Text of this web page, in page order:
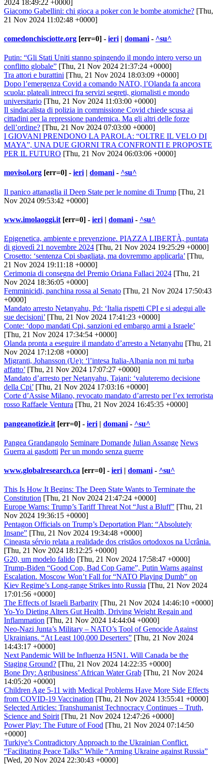
2024 18:49:22 +0000]
Giacomo Gabellini: chi gioca a poker con le bombe atomiche? [Thu,
21 Nov 2024 11:02:48 +0000]
comedonchisciotte.org [err=0] - ieri | domani - ^su^
Putin: “Gli Stati Uniti stanno spingendo il mondo intero verso un
conflitto globale” [Thu, 21 Nov 2024 21:37:24 +0000]
Tra attori e burattini [Thu, 21 Nov 2024 18:03:09 +0000]
Dopo l’emergenza Covid a comando NATO, l’Olanda fa ancora
scuola: plateali intrecci fra servizi segreti, giornalisti e mondo
universitario [Thu, 21 Nov 2024 11:03:00 +0000]
Il sindacalista di polizia in commissione Covid chiede scusa ai
cittadini per la repressione pandemica. Ma gli altri delle forze
dell’ordine? [Thu, 21 Nov 2024 07:03:00 +0000]
I GIOVANI PRENDONO LA PAROLA: “OLTRE IL VELO DI
MAYA”, UNA DUE GIORNI TRA CONFRONTI E PROPOSTE
PER IL FUTURO [Thu, 21 Nov 2024 06:03:06 +0000]
movisol.org [err=0] - ieri| domani- ^su^
Il panico attanaglia il Deep State per le nomine di Trump [Thu, 21
Nov 2024 09:53:42 +0000]
www.imolaoggi.it [err=0] - ieri | domani - ^su^
Epigenetica, ambiente e prevenzione. PIAZZA LIBERTÀ, puntata
di giovedì 21 novembre 2024 [Thu, 21 Nov 2024 19:25:29 +0000]
Crosetto: ‘sentenza Cpi sbagliata, ma dovremmo applicarla’ [Thu,
21 Nov 2024 19:11:18 +0000]
Cerimonia di consegna del Premio Oriana Fallaci 2024 [Thu, 21
Nov 2024 18:36:05 +0000]
Femminicidi, panchina rossa al Senato [Thu, 21 Nov 2024 17:50:43
+0000]
Mandato arresto Netanyahu, Pd: ‘Italia rispetti CPI e si adegui alle
sue decisioni’ [Thu, 21 Nov 2024 17:41:23 +0000]
Conte: ‘dopo mandati Cpi, sanzioni ed embargo armi a Israele’
[Thu, 21 Nov 2024 17:34:54 +0000]
Olanda pronta a eseguire il mandato d’arresto a Netanyahu [Thu, 21
Nov 2024 17:12:08 +0000]
Migranti, Johansson (Ue): ‘l’intesa Italia-Albania non mi turba
affatto’ [Thu, 21 Nov 2024 17:07:27 +0000]
Mandato d’arresto per Netanyahu, Tajani: ‘valuteremo decisione
della Cpi’ [Thu, 21 Nov 2024 17:03:16 +0000]
Corte d’Assise Milano, revocato mandato d’arresto per l’ex terrorista
rosso Raffaele Ventura [Thu, 21 Nov 2024 16:45:35 +0000]
pangeanotizie.it [err=0] - ieri | domani - ^su^
Pangea Grandangolo Seminare Domande Julian Assange News
Guerra ai gasdotti Per un mondo senza guerre
www.globalresearch.ca [err=0] - ieri | domani - ^su^
This Is How It Begins: The Deep State Wants to Terminate the
Constitution [Thu, 21 Nov 2024 21:47:24 +0000]
Europe Warns: Trump’s Tariff Threat Not “Just a Bluff” [Thu, 21
Nov 2024 19:36:15 +0000]
Pentagon Officials on Trump’s Deportation Plan: “Absolutely
Insane” [Thu, 21 Nov 2024 19:34:48 +0000]
Cineasta sérvio relata a realidade dos cristãos ortodoxos na Ucrânia.
[Thu, 21 Nov 2024 18:12:25 +0000]
G20, um modelo falido [Thu, 21 Nov 2024 17:58:47 +0000]
Trump-Biden “Good Cop, Bad Cop Game”, Putin Warns against
Escalation. Moscow Won’t Fall for “NATO Playing Dumb” on
Kiev Regime’s Long-range Strikes into Russia [Thu, 21 Nov 2024
17:01:56 +0000]
The Effects of Israeli Barbarity [Thu, 21 Nov 2024 14:46:10 +0000]
Yo-Yo Dieting Alters Gut Health, Driving Weight Regain and
Inflammation [Thu, 21 Nov 2024 14:44:04 +0000]
Neo-Nazi Junta’s Military – NATO’s Tool of Genocide Against
Ukrainians. “At Least 100,000 Deserters” [Thu, 21 Nov 2024
14:43:17 +0000]
Next Pandemic Will be Influenza H5N1. Will Canada be the
Staging Ground? [Thu, 21 Nov 2024 14:22:35 +0000]
Bone Dry: Agribusiness’ African Water Grab [Thu, 21 Nov 2024
14:05:20 +0000]
Children Age 5-11 with Medical Problems Have More Side Effects
from COVID-19 Vaccination [Thu, 21 Nov 2024 13:55:41 +0000]
Selected Articles: Transhumanist Technocracy Continues – Truth,
Science and Spirit [Thu, 21 Nov 2024 12:47:26 +0000]
Power Play: The Future of Food [Thu, 21 Nov 2024 07:14:50
+0000]
Turkiye’s Contradictory Approach to the Ukrainian Conflict.
“Facilitating Peace Talks” While “Arming Ukraine against Russia”
[Wed, 20 Nov 2024 22:30:43 +0000]